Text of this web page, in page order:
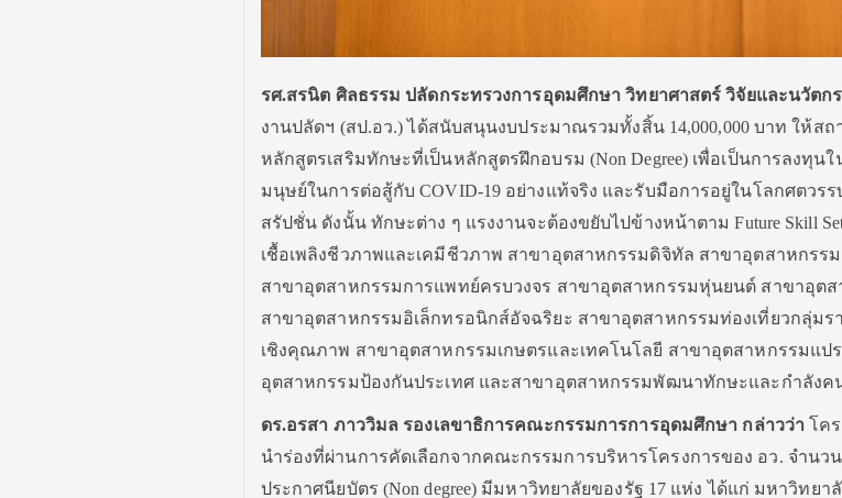
รศ.สรนิต ศิลธรรม ปลัดกระทรวงการอุดมศึกษา วิทยาศาสตร์ วิจัยและนวัตก
งานปลัดฯ (สป.อว.) ได้สนับสนุนงบประมาณรวมทั้งสิ้น 14,000,000 บาท ให้
หลักสูตรเสริมทักษะที่เป็นหลักสูตรฝึกอบรม (Non Degree) เพื่อเป็นการลงทุ
มนุษย์ในการต่อสู้กับ COVID-19 อย่างแท้จริง และรับมือการอยู่ในโลกศตวร
สรัปชั่น ดังนั้น ทักษะต่าง ๆ แรงงานจะต้องขยับไปข้างหน้าตาม Future Skill
เชื้อเพลิงชีวภาพและเคมีชีวภาพ สาขาอุตสาหกรรมดิจิทัล สาขาอุตสาหกรร
สาขาอุตสาหกรรมการแพทย์ครบวงจร สาขาอุตสาหกรรมหุ่นยนต์ สาขาอุต
สาขาอุตสาหกรรมอิเล็กทรอนิกส์อัจฉริยะ สาขาอุตสาหกรรมท่องเที่ยวกลุ่มร
เชิงคุณภาพ สาขาอุตสาหกรรมเกษตรและเทคโนโลยี สาขาอุตสาหกรรมแป
อุตสาหกรรมป้องกันประเทศ และสาขาอุตสาหกรรมพัฒนาทักษะและกำลังค
ดร.อรสา ภาววิมล รองเลขาธิการคณะกรรมการการอุดมศึกษา กล่าวว่า โค
นำร่องที่ผ่านการคัดเลือกจากคณะกรรมการบริหารโครงการของ อว. จำนว
ประกาศนียบัตร (Non degree) มีมหาวิทยาลัยของรัฐ 17 แห่ง ได้แก่ มหาวิทยา